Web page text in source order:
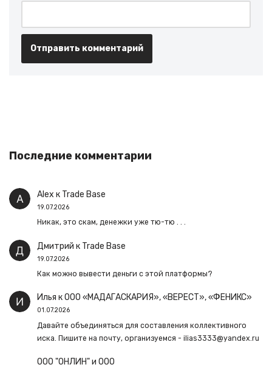
Последние комментарии
Alex к Trade Base
19.07.2026
Никак, это скам, денежки уже тю-тю . . .
Дмитрий к Trade Base
19.07.2026
Как можно вывести деньги с этой платформы?
Илья кООО «МАДАГАСКАРИЯ», «ВЕРЕСТ», «ФЕНИКС»
01.07.2026
Давайте объединяться для составления коллективного
иска. Пишите на почту, организуемся - ilias3333@yandex.ru
ООО "ОНЛИН" и ООО